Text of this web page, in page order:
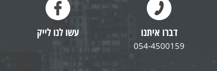
דברו איתנו
054-4500159
עשו לנו לייק